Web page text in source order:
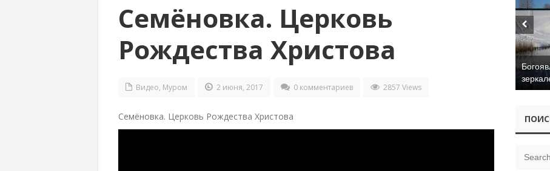
Семёновка. Церковь
Рождества Христова
Видео, Муром 2 июня, 2017 0 комментариев 2857 Views
Семёновка. Церковь Рождества Христова